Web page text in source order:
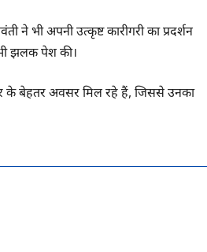
भी अपनी उत्कृष्ट कारीगरी का प्रदर्शन
भी झलक पेश की।
के बेहतर अवसर मिल रहे हैं, जिससे उनका